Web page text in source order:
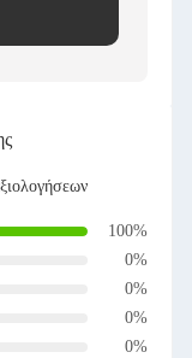
100%
0%
0%
0%
0%